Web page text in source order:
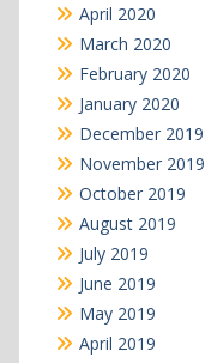
April 2020
March 2020
February 2020
January 2020
December 2019
November 2019
October 2019
August 2019
July 2019
June 2019
May 2019
April 2019